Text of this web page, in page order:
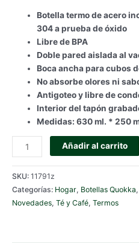
Botella termo de acero
304 a prueba de óxido
Libre de BPA
Doble pared aislada al
Boca ancha para cubos
No absorbe olores ni
Antigoteo y libre de
Interior del tapón
Medidas: 630 ml. * 250
BOTELLA
TERMO
QUOKKA
"ZAMORA"
630
ML.
Añadir al carrito
SKU: 11791z
Categorías: Hogar, Botellas Quokka,
Novedades, Té y Café, Termos